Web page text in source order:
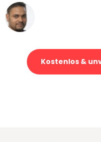
Kostenlos &